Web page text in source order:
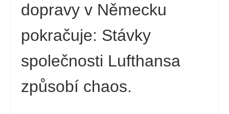
dopravy v Německu
pokračuje: Stávky
společnosti Lufthansa
způsobí chaos.